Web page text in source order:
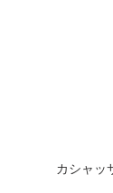
カシャッ